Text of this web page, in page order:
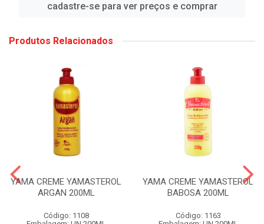
cadastre-se para ver preços e comprar
Produtos Relacionados
YAMA CREME YAMASTEROL
ARGAN 200ML
Código: 1108
YAMA CREME YAMASTEROL
BABOSA 200ML
Código: 1163